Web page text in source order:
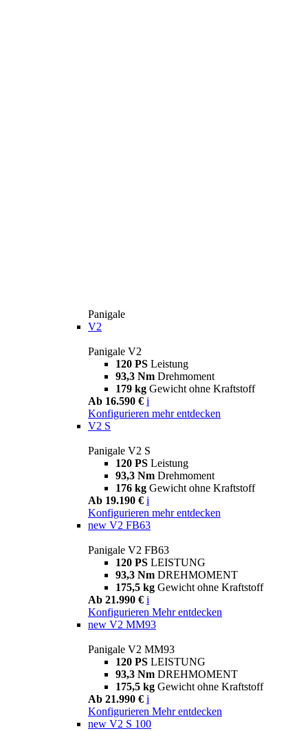
Panigale
V2
Panigale V2
120 PS Leistung
93,3 Nm Drehmoment
179 kg Gewicht ohne Kraftstoff
Ab 16.590 € i
Konfigurieren mehr entdecken
V2 S
Panigale V2 S
120 PS Leistung
93,3 Nm Drehmoment
176 kg Gewicht ohne Kraftstoff
Ab 19.190 € i
Konfigurieren mehr entdecken
new V2 FB63
Panigale V2 FB63
120 PS LEISTUNG
93,3 Nm DREHMOMENT
175,5 kg Gewicht ohne Kraftstoff
Ab 21.990 € i
Konfigurieren Mehr entdecken
new V2 MM93
Panigale V2 MM93
120 PS LEISTUNG
93,3 Nm DREHMOMENT
175,5 kg Gewicht ohne Kraftstoff
Ab 21.990 € i
Konfigurieren Mehr entdecken
new V2 S 100